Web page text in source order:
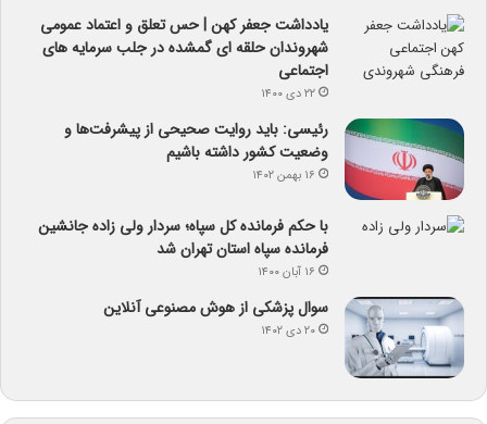
یادداشت جعفر کهن | حس تعلق و اعتماد عمومی
شهروندان حلقه ای گمشده در جلب سرمایه های
اجتماعی
۲۲ دی ۱۴۰۰
رئیسی: باید روایت صحیحی از پیشرفت‌ها و
وضعیت کشور داشته باشیم
۱۶ بهمن ۱۴۰۲
با حکم فرمانده کل سپاه؛ سردار ولی زاده جانشین
فرمانده سپاه استان تهران شد
۱۶ آبان ۱۴۰۰
سوال پزشکی از هوش مصنوعی آنلاین
۲۰ دی ۱۴۰۲